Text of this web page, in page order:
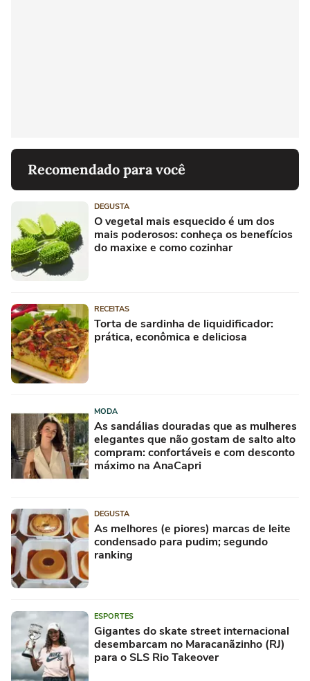
Recomendado para você
DEGUSTA
O vegetal mais esquecido é um dos
mais poderosos: conheça os benefícios
do maxixe e como cozinhar
RECEITAS
Torta de sardinha de liquidificador:
prática, econômica e deliciosa
MODA
As sandálias douradas que as mulheres
elegantes que não gostam de salto alto
compram: confortáveis e com desconto
máximo na AnaCapri
DEGUSTA
As melhores (e piores) marcas de leite
condensado para pudim; segundo
ranking
ESPORTES
Gigantes do skate street internacional
desembarcam no Maracanãzinho (RJ)
para o SLS Rio Takeover